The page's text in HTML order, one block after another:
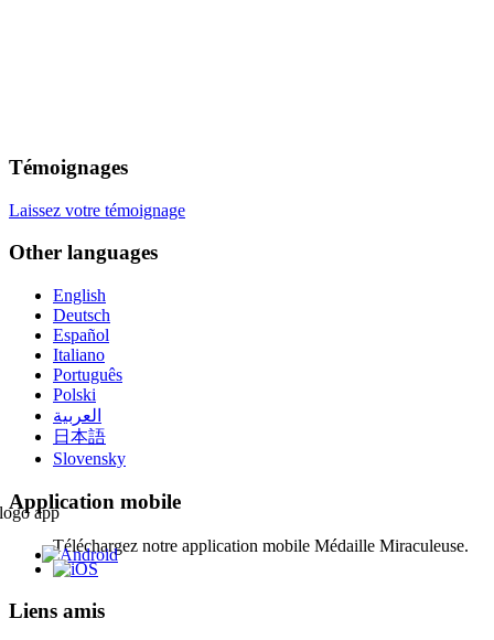
Témoignages
Laissez votre témoignage
Other languages
English
Deutsch
Español
Italiano
Português
Polski
العربية
日本語
Slovensky
Application mobile
Téléchargez notre application mobile Médaille Miraculeuse.
Liens amis